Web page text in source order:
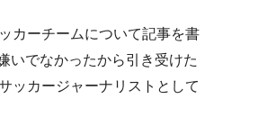
カーチームについて記事を書
いでなかったから引き受けた
ッカージャーナリストとして